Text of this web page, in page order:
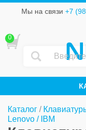
Мы на связи +7
0
Каталог /
Lenovo / IBM